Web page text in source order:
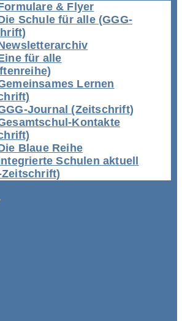
& Flyer
Schule für alle (GGG-
für alle
Lernen
Journal (Zeitschrift)
Kontakte
Blaue Reihe
Schulen aktuell
Zeitschrift)